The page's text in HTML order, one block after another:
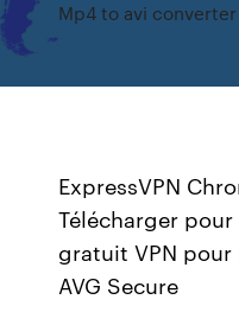
Mp4 to avi
ExpressVPN
Télécharger pour
gratuit VPN pour
AVG Secure